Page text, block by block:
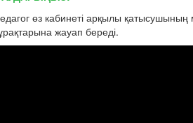
өз кабинеті арқылы қатысушының
жауап береді.